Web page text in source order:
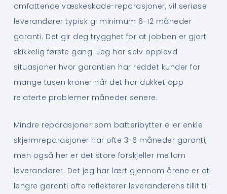
omfattende væskeskade-reparasjoner, vil seriøse
leverandører typisk gi minimum 6-12 måneder
garanti. Det gir deg trygghet for at jobben er gjort
skikkelig første gang. Jeg har selv opplevd
situasjoner hvor garantien har reddet kunder for
mange tusen kroner når det har dukket opp
relaterte problemer måneder senere.
Mindre reparasjoner som batteribytter eller enkle
skjermreparasjoner har ofte 3-6 måneder garanti,
men også her er det store forskjeller mellom
leverandører. Det jeg har lært gjennom årene er at
lengre garanti ofte reflekterer leverandørens tillit til